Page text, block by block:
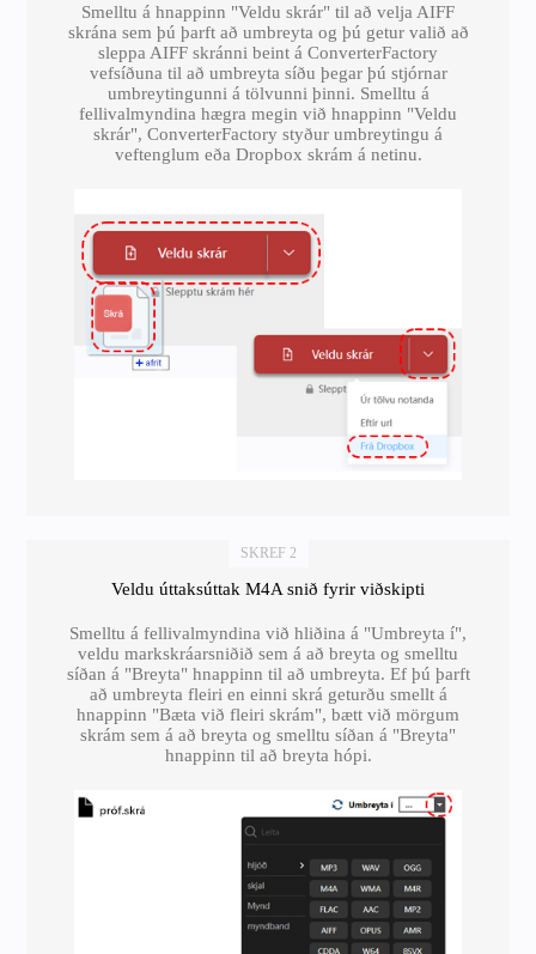
Smelltu á hnappinn "Veldu skrár" til að velja AIFF
skrána sem þú þarft að umbreyta og þú getur valið að
sleppa AIFF skránni beint á ConverterFactory
vefsíðuna til að umbreyta síðu þegar þú stjórnar
umbreytingunni á tölvunni þinni. Smelltu á
fellivalmyndina hægra megin við hnappinn "Veldu
skrár", ConverterFactory styður umbreytingu á
veftenglum eða Dropbox skrám á netinu.
SKREF 2
Veldu úttaksúttak M4A snið fyrir viðskipti
Smelltu á fellivalmyndina við hliðina á "Umbreyta í",
veldu markskráarsniðið sem á að breyta og smelltu
síðan á "Breyta" hnappinn til að umbreyta. Ef þú þarft
að umbreyta fleiri en einni skrá geturðu smellt á
hnappinn "Bæta við fleiri skrám", bætt við mörgum
skrám sem á að breyta og smelltu síðan á "Breyta"
hnappinn til að breyta hópi.